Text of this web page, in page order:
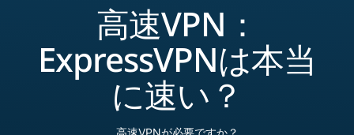
高速VPN：
ExpressVPNは本当
に速い？
高速VPNが必要ですか？